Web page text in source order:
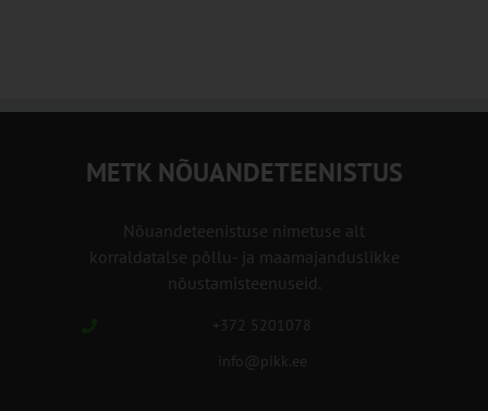
METK NÕUANDETEENISTUS
Nõuandeteenistuse nimetuse alt
korraldatalse põllu- ja maamajanduslikke
nõustamisteenuseid.
+372 5201078
info@pikk.ee